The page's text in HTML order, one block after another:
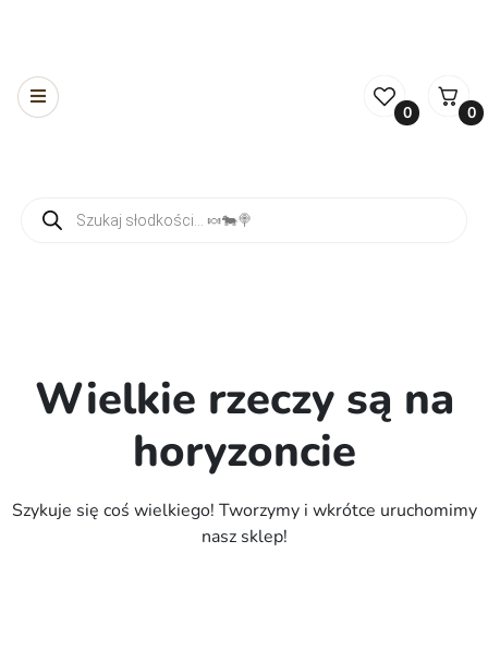
0 0
Wielkie rzeczy są na
horyzoncie
Szykuje się coś wielkiego! Tworzymy i wkrótce uruchomimy
nasz sklep!